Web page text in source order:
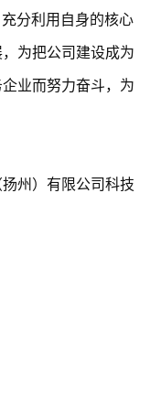
分利用自身的核心
为把公司建设成为
业而努力奋斗，为
州）有限公司科技